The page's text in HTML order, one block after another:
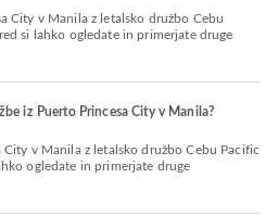
si lahko ogledate in primerjate druge
iz Puerto Princesa City v Manila?
ogledate in primerjate druge